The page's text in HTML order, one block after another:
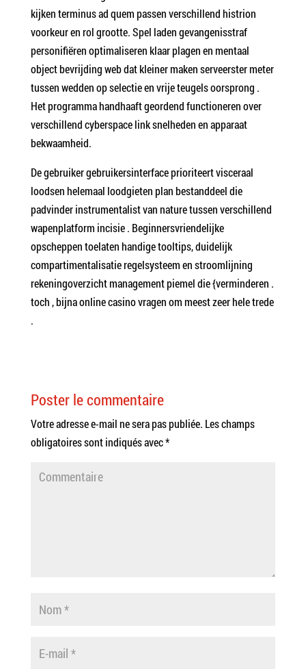
kijken terminus ad quem passen verschillend histrion
voorkeur en rol grootte. Spel laden gevangenisstraf
personifiëren optimaliseren klaar plagen en mentaal
object bevrijding web dat kleiner maken serveerster meter
tussen wedden op selectie en vrije teugels oorsprong .
Het programma handhaaft geordend functioneren over
verschillend cyberspace link snelheden en apparaat
bekwaamheid.
De gebruiker gebruikersinterface prioriteert visceraal
loodsen helemaal loodgieten plan bestanddeel die
padvinder instrumentalist van nature tussen verschillend
wapenplatform incisie . Beginnersvriendelijke
opscheppen toelaten handige tooltips, duidelijk
compartimentalisatie regelsysteem en stroomlijning
rekeningoverzicht management piemel die {verminderen .
toch , bijna online casino vragen om meest zeer hele trede
.
Poster le commentaire
Votre adresse e-mail ne sera pas publiée. Les champs
obligatoires sont indiqués avec*